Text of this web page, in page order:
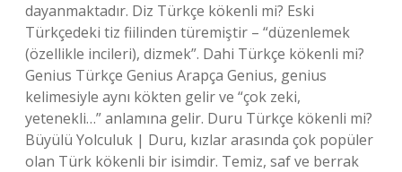
dayanmaktadır. Diz Türkçe kökenli mi? Eski
Türkçedeki tiz fiilinden türemiştir – “düzenlemek
(özellikle incileri), dizmek”. Dahi Türkçe kökenli mi?
Genius Türkçe Genius Arapça Genius, genius
kelimesiyle aynı kökten gelir ve “çok zeki,
yetenekli…” anlamına gelir. Duru Türkçe kökenli mi?
Büyülü Yolculuk | Duru, kızlar arasında çok popüler
olan Türk kökenli bir isimdir. Temiz, saf ve berrak